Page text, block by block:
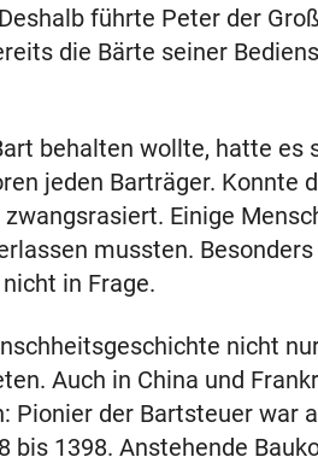
führte Peter der
die Bärte seiner
behalten wollte, hatte es
jeden Barträger. Konnte
Einige
mussten.
in Frage.
nicht
Auch in China und
Pionier der Bartsteuer war
bis 1398. Anstehende